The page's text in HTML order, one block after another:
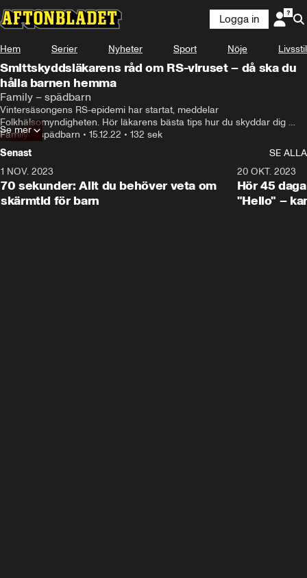
Logga in
Hem Serier Nyheter Sport Nöje Livsstil
Smittskyddsläkarens råd om RS-viruset – då ska du
hålla barnen hemma
Family – spädbarn
Vintersäsongens RS-epidemi har startat, meddelar
Folkhälsomyndigheten. Hör läkarens bästa tips hur du skyddar dig
själv och barnen – och när de ska vara hemma från skolan.
Family – spädbarn • 15.12.22 • 132 sek
Se mer
Senast
SE ALLA
1 NOV. 2023
70 sekunder: Allt du behöver veta om
skärmtid för barn
20 OKT. 2023
Hör 45
"Hello" –